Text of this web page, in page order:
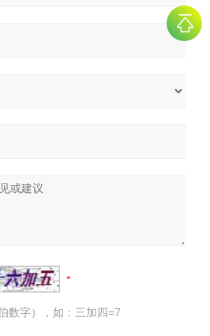
数字），如：三加四=7